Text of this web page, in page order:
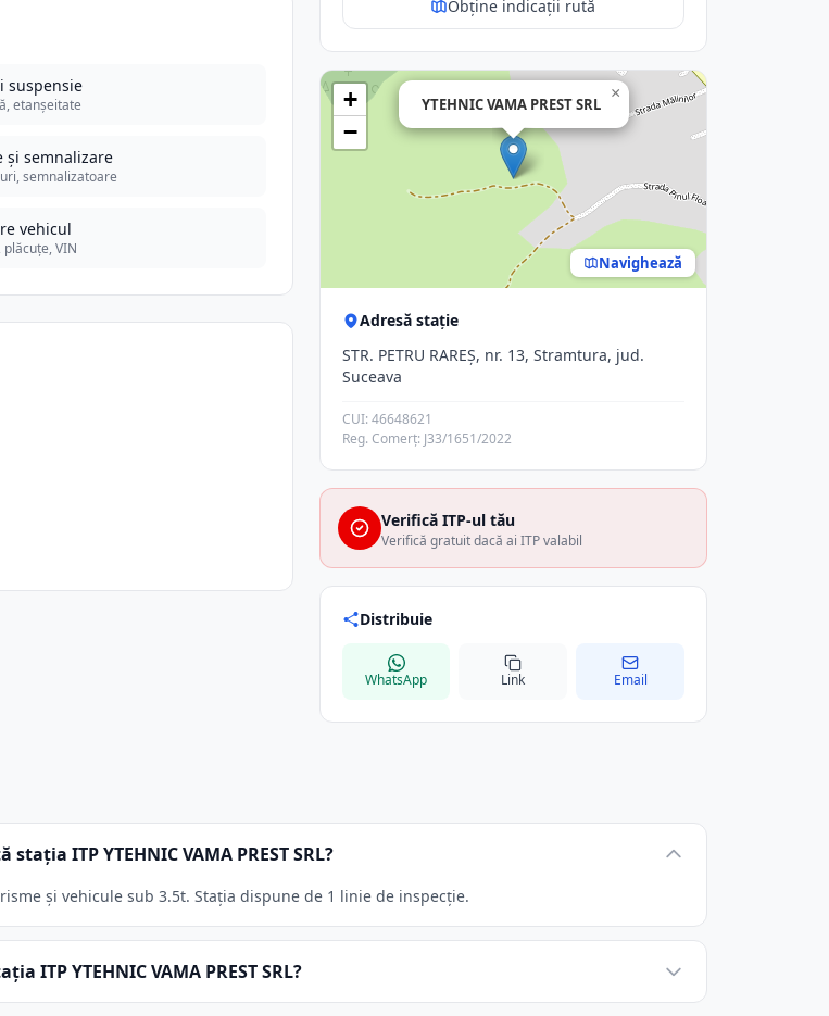
suspensie
etanșeitate
și semnalizare
semnalizatoare
vehicul
VIN
Obține indicații rută
YTEHNIC VAMA PREST SRL
×
+
−
Navighează
Adresă stație
STR. PETRU RAREŞ, nr. 13, Stramtura, jud.
Suceava
CUI: 46648621
Reg. Comerț: J33/1651/2022
Verifică ITP-ul tău
Verifică gratuit dacă ai ITP valabil
Distribuie
WhatsApp Link Email
stația ITP YTEHNIC VAMA PREST SRL?
și vehicule sub 3.5t. Stația dispune de 1 linie de inspecție.
ITP YTEHNIC VAMA PREST SRL?